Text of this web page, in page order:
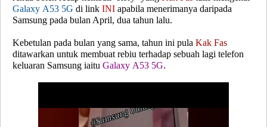
Galaxy A53 5G di link INI apabila menerimanya daripada
Samsung pada bulan April, dua tahun lalu.
Kebetulan pada bulan yang sama, tahun ini pula Kak Fas
ditawarkan untuk membuat rebiu terhadap sebuah lagi telefon
keluaran Samsung iaitu Galaxy A53 5G.